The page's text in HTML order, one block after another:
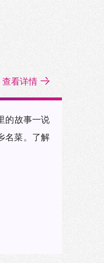
查看详情
的故事一说
名菜。了解